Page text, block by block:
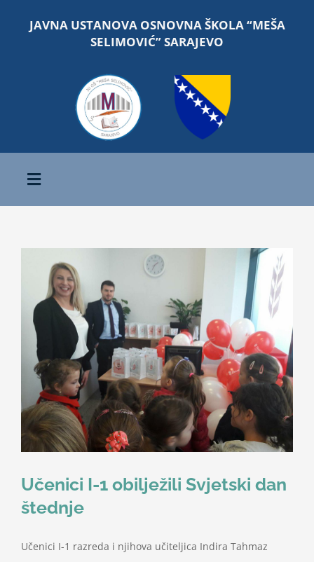
JAVNA USTANOVA OSNOVNA ŠKOLA “MEŠA
SELIMOVIĆ” SARAJEVO
Toggle
Navigation
O školi
Nastava
Učenici
Školske vijesti
Kontakt
Učenici I-1 obilježili Svjetski dan
štednje
Učenici I-1 razreda i njihova učiteljica Indira Tahmaz